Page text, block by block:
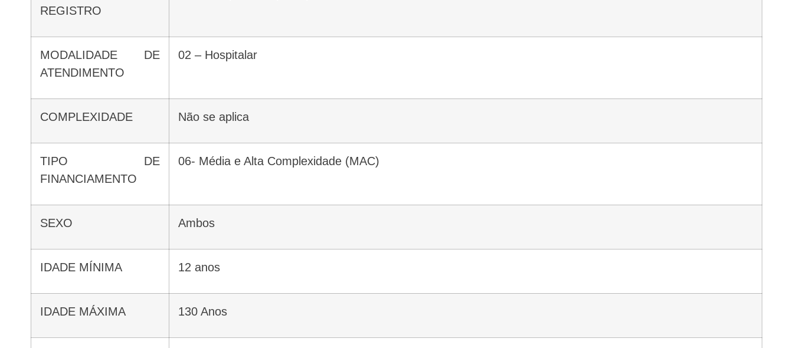
REGISTRO
MODALIDADE DE
ATENDIMENTO
02 – Hospitalar
COMPLEXIDADE Não se aplica
TIPO DE
FINANCIAMENTO
06- Média e Alta Complexidade (MAC)
SEXO Ambos
IDADE MÍNIMA 12 anos
IDADE MÁXIMA 130 Anos